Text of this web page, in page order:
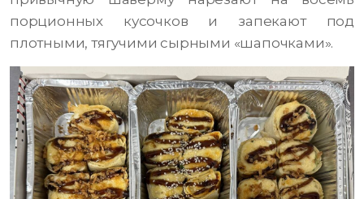
порционных кусочков и запекают под
плотными, тягучими сырными «шапочками».